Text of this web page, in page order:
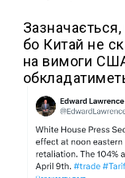
бо Китай не
на вимоги